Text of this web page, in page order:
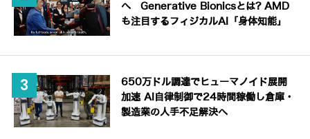
へ Generative Bionicsとは? AMD
も注目するフィジカルAI「身体知能」
650万ドル調達でヒューマノイド展開
加速 AI自律制御で24時間稼働し倉庫・
製造業の人手不足解決へ